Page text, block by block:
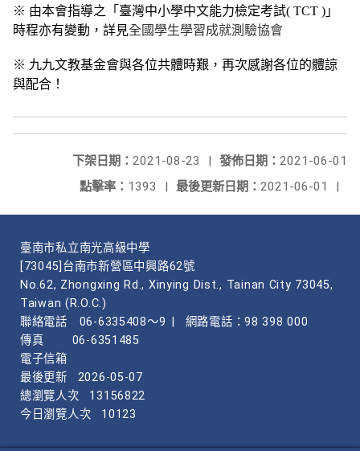
※ 由本會指導之「臺灣中小學中文能力檢定考試( TCT )」
時程亦有變動，詳見全國學生學習成就測驗協會
※ 九九文教基金會與各位共體時艱，再次感謝各位的體諒
與配合！
發佈日期： 2021-06-01
下架日期： 2021-08-23
|
最後更新日期： 2021-06-01 |
點擊率： 1393 |
臺南市私立南光高級中學
[73045]台南市新營區中興路62號
No.62, Zhongxing Rd., Xinying Dist., Tainan City 73045,
Taiwan (R.O.C.)
聯絡電話
06-6335408～9
網路電話：98 398 000
傳真
06-6351485
電子信箱
最後更新
2026-05-07
總瀏覽人次
13156822
今日瀏覽人次
10123